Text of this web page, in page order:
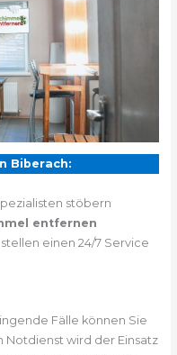
Biberach:
stöbern
entfernen
einen 24/7 Service
Fälle können Sie
Notdienst wird der Einsatz